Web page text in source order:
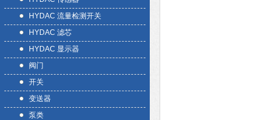
HYDAC 流量检测开关
HYDAC 滤芯
HYDAC 显示器
阀门
开关
变送器
泵类